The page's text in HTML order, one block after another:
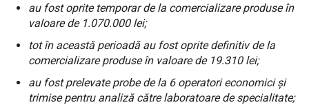
au fost oprite temporar de la comercializare produse în
valoare de 1.070.000 lei;
tot în această perioadă au fost oprite definitiv de la
comercializare produse în valoare de 19.310 lei;
au fost prelevate probe de la 6 operatori economici și
trimise pentru analiză către laboratoare de specialitate;